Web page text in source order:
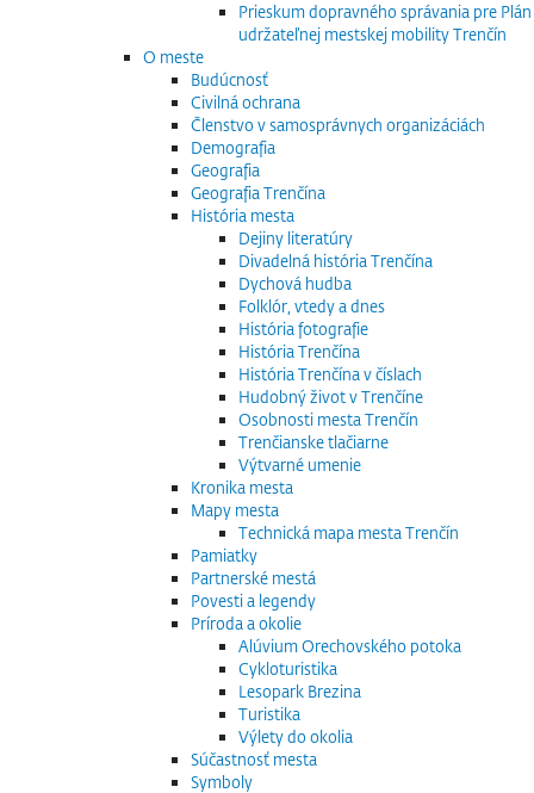
Prieskum dopravného správania pre Plán
udržateľnej mestskej mobility Trenčín
O meste
Budúcnosť
Civilná ochrana
Členstvo v samosprávnych organizáciách
Demografia
Geografia
Geografia Trenčína
História mesta
Dejiny literatúry
Divadelná história Trenčína
Dychová hudba
Folklór, vtedy a dnes
História fotografie
História Trenčína
História Trenčína v číslach
Hudobný život v Trenčíne
Osobnosti mesta Trenčín
Trenčianske tlačiarne
Výtvarné umenie
Kronika mesta
Mapy mesta
Technická mapa mesta Trenčín
Pamiatky
Partnerské mestá
Povesti a legendy
Príroda a okolie
Alúvium Orechovského potoka
Cykloturistika
Lesopark Brezina
Turistika
Výlety do okolia
Súčastnosť mesta
Symboly